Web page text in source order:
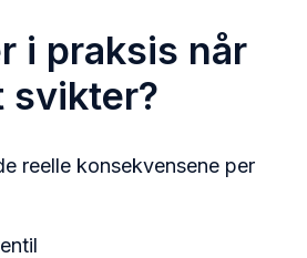
i praksis når
svikter?
reelle konsekvensene per